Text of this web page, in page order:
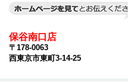
保谷南口店
〒178-0063
西東京市東町3-14-25